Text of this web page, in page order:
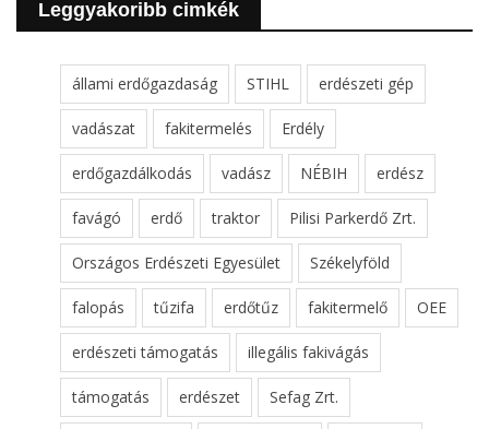
Leggyakoribb cimkék
állami erdőgazdaság STIHL erdészeti gép
vadászat fakitermelés Erdély
erdőgazdálkodás vadász NÉBIH erdész
favágó erdő traktor Pilisi Parkerdő Zrt.
Országos Erdészeti Egyesület Székelyföld
falopás tűzifa erdőtűz fakitermelő OEE
erdészeti támogatás illegális fakivágás
támogatás erdészet Sefag Zrt.